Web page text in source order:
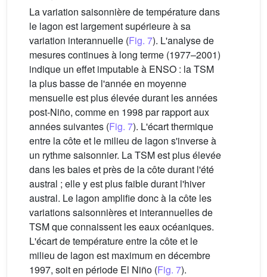
La variation saisonnière de température dans
le lagon est largement supérieure à sa
variation interannuelle (Fig. 7). L'analyse de
mesures continues à long terme (1977–2001)
indique un effet imputable à ENSO : la TSM
la plus basse de l'année en moyenne
mensuelle est plus élevée durant les années
post-Niño, comme en 1998 par rapport aux
années suivantes (Fig. 7). L'écart thermique
entre la côte et le milieu de lagon s'inverse à
un rythme saisonnier. La TSM est plus élevée
dans les baies et près de la côte durant l'été
austral ; elle y est plus faible durant l'hiver
austral. Le lagon amplifie donc à la côte les
variations saisonnières et interannuelles de
TSM que connaissent les eaux océaniques.
L'écart de température entre la côte et le
milieu de lagon est maximum en décembre
1997, soit en période El Niño (Fig. 7).